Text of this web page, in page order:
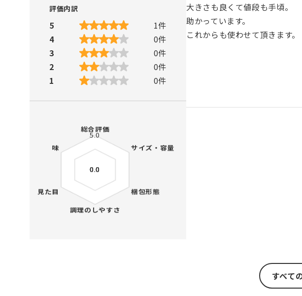
評価内訳
5 1件
4
0件
3
0件
2
0件
1
0件
大きさも良くて値段も手頃。
助かっています。
これからも使わせて頂きます。
すべて